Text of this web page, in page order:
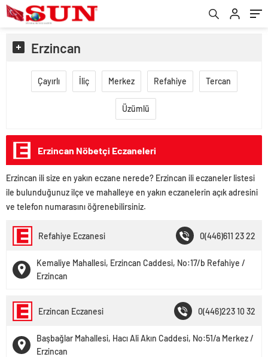
Erzincan
Çayırlı İliç Merkez Refahiye Tercan
Üzümlü
Erzincan Nöbetçi Eczaneleri
Erzincan ili size en yakın eczane nerede? Erzincan ili eczaneler listesi
ile bulunduğunuz ilçe ve mahalleye en yakın eczanelerin açık adresini
ve telefon numarasını öğrenebilirsiniz.
Refahiye Eczanesi 0(446)611 23 22
Kemaliye Mahallesi, Erzincan Caddesi, No:17/b Refahiye /
Erzincan
Erzincan Eczanesi 0(446)223 10 32
Başbağlar Mahallesi, Hacı Ali Akın Caddesi, No:51/a Merkez /
Erzincan